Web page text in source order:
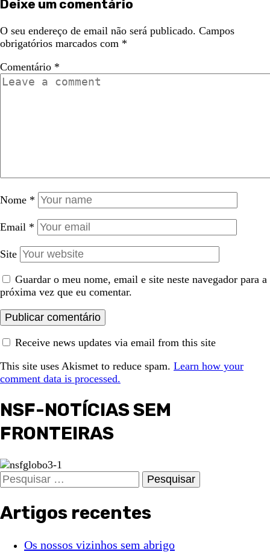
Deixe um comentário
O seu endereço de email não será publicado. Campos
obrigatórios marcados com *
Comentário *
Nome *
Email *
Site
Guardar o meu nome, email e site neste navegador para a
próxima vez que eu comentar.
Receive news updates via email from this site
This site uses Akismet to reduce spam. Learn how your
comment data is processed.
NSF-NOTÍCIAS SEM
FRONTEIRAS
Pesquisar
por:
Artigos recentes
Os nossos vizinhos sem abrigo